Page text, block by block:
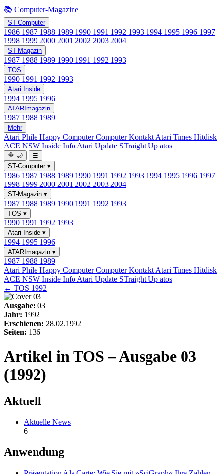
📚 Computer-Magazine
ST-Computer
1986 1987 1988 1989 1990 1991 1992 1993 1994 1995 1996 1997
1998 1999 2000 2001 2002 2003 2004
ST-Magazin
1987 1988 1989 1990 1991 1992 1993
TOS
1990 1991 1992 1993
Atari Inside
1994 1995 1996
ATARImagazin
1987 1988 1989
Mehr
Atari Phile Happy ComputerComputer Kontakt Atari Times Hitdisk
ACE NSW Inside Info Atari Update STraight Up atos
🌞 🌙
☰
ST-Computer ▾
1986 1987 1988 1989 1990 1991 1992 1993 1994 1995 1996 1997
1998 1999 2000 2001 2002 2003 2004
ST-Magazin ▾
1987 1988 1989 1990 1991 1992 1993
TOS ▾
1990 1991 1992 1993
Atari Inside ▾
1994 1995 1996
ATARImagazin ▾
1987 1988 1989
Atari Phile Happy ComputerComputer Kontakt Atari Times Hitdisk
ACE NSW Inside Info Atari Update STraight Up atos
← TOS 1992
Ausgabe: 03
Jahr: 1992
Erschienen: 28.02.1992
Seiten: 136
Artikel in TOS – Ausgabe 03
(1992)
Aktuell
Aktuelle News
6
Anwendung